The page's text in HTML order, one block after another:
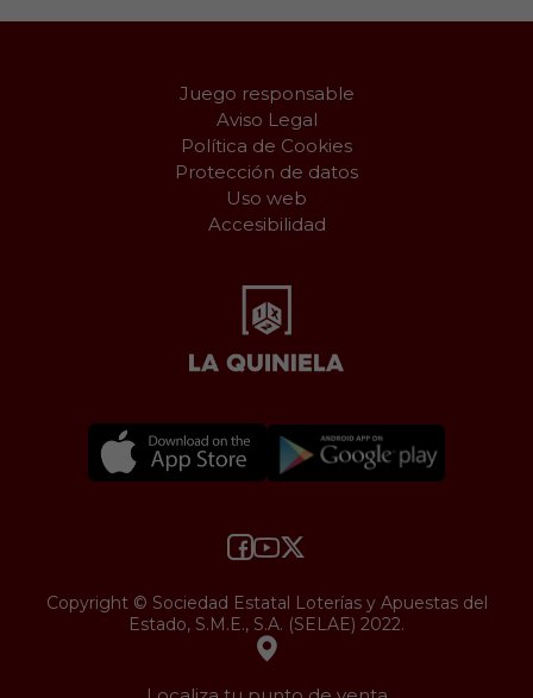
Juego responsable
Aviso Legal
Política de Cookies
Protección de datos
Uso web
Accesibilidad
Copyright © Sociedad Estatal Loterías y Apuestas del
Estado, S.M.E., S.A. (SELAE) 2022.